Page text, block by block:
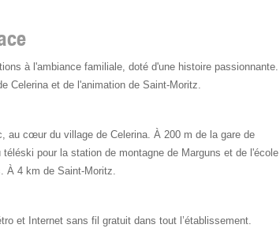
à l'ambiance familiale, doté d'une histoire passionnante.
Celerina et de l'animation de Saint-Moritz.
au cœur du village de Celerina. À 200 m de la gare de
pour la station de montagne de Marguns et de l'école
À 4 km de Saint-Moritz.
et Internet sans fil gratuit dans tout l’établissement.